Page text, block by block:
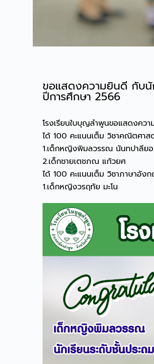
ขอแสดงความยินดี กับนั
ปีการศึกษา 2566
โรงเรียนใบบุญลำพูนขอแสดงคว
ได้ 100 คะแนนเต็ม วิชาคณิตศา
1.เด็กหญิงพิมลวรรณ นันทปาลีย
2.เด็กชายเตชภณ แก้วยศ
ได้ 100 คะแนนเต็ม วิชาภาษาอัง
1.เด็กหญิงวรฤทัย มะโน